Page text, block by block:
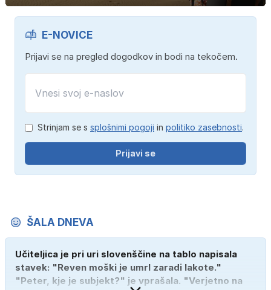
E-NOVICE
Prijavi se na pregled dogodkov in bodi na tekočem.
Strinjam se s splošnimi pogoji in politiko zasebnosti.
Prijavi se
ŠALA DNEVA
Učiteljica je pri uri slovenščine na tablo napisala
stavek: "Reven moški je umrl zaradi lakote."
"Peter, kje je subjekt?" je vprašala. "Verjetno na